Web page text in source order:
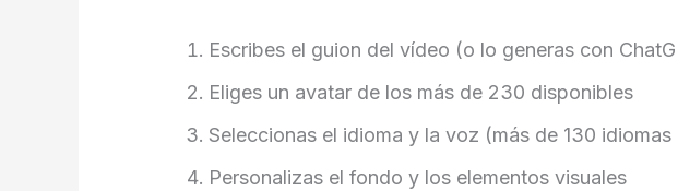
Escribes el guion del vídeo (o lo generas con
Eliges un avatar de los más de 230 disponibles
Seleccionas el idioma y la voz (más de 130
Personalizas el fondo y los elementos visuales